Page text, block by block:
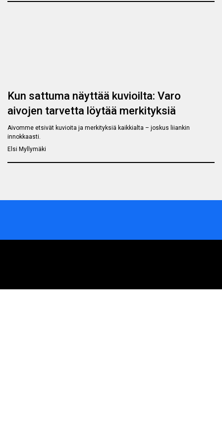
Kun sattuma näyttää kuvioilta: Varo
aivojen tarvetta löytää merkityksiä
Aivomme etsivät kuvioita ja merkityksiä kaikkialta – joskus liiankin
innokkaasti.
Elsi Myllymäki